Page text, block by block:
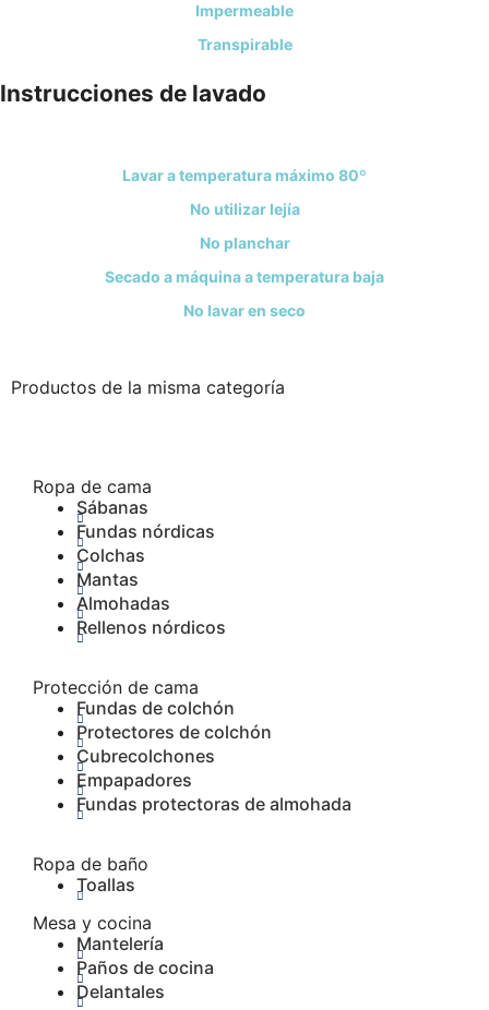
Impermeable
Transpirable
Instrucciones de lavado
Lavar a temperatura máximo 80º
No utilizar lejía
No planchar
Secado a máquina a temperatura baja
No lavar en seco
Productos de la misma categoría
Ropa de cama
Sábanas
Fundas nórdicas
Colchas
Mantas
Almohadas
Rellenos nórdicos
Protección de cama
Fundas de colchón
Protectores de colchón
Cubrecolchones
Empapadores
Fundas protectoras de almohada
Ropa de baño
Toallas
Mesa y cocina
Mantelería
Paños de cocina
Delantales